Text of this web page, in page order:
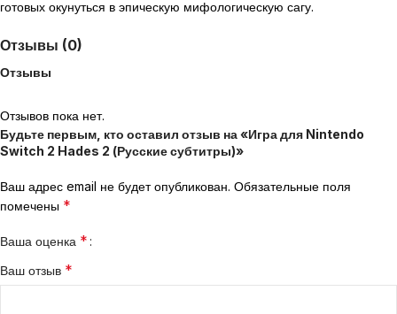
готовых окунуться в эпическую мифологическую сагу.
Отзывы (0)
Отзывы
Отзывов пока нет.
Будьте первым, кто оставил отзыв на «Игра для Nintendo
Switch 2 Hades 2 (Русские субтитры)»
Ваш адрес email не будет опубликован. Обязательные поля
помечены *
Ваша оценка *
Ваш отзыв *